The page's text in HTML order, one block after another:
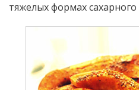
тяжелых формах сахарного